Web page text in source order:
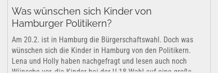
Was wünschen sich Kinder von
Hamburger Politikern?
Am 20.2. ist in Hamburg die Bürgerschaftswahl. Doch was
wünschen sich die Kinder in Hamburg von den Politikern.
Lena und Holly haben nachgefragt und lesen auch noch